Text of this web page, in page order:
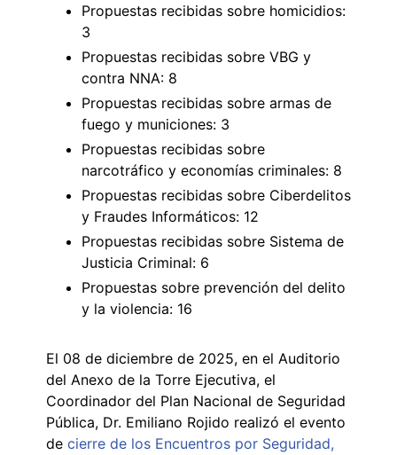
Propuestas recibidas sobre homicidios:
3
Propuestas recibidas sobre VBG y
contra NNA: 8
Propuestas recibidas sobre armas de
fuego y municiones: 3
Propuestas recibidas sobre
narcotráfico y economías criminales: 8
Propuestas recibidas sobre Ciberdelitos
y Fraudes Informáticos: 12
Propuestas recibidas sobre Sistema de
Justicia Criminal: 6
Propuestas sobre prevención del delito
y la violencia: 16
El 08 de diciembre de 2025, en el Auditorio
del Anexo de la Torre Ejecutiva, el
Coordinador del Plan Nacional de Seguridad
Pública, Dr. Emiliano Rojido realizó el evento
de cierre de los Encuentros por Seguridad,